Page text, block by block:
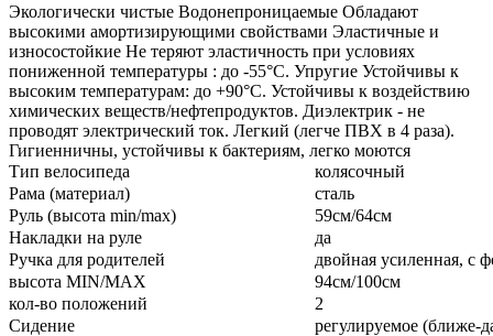
Экологически чистые Водонепроницаемые Обладают
высокими амортизирующими свойствами Эластичные и
износостойкие Не теряют эластичность при условиях
пониженной температуры : до -55°C. Упругие Устойчивы к
высоким температурам: до +90°C. Устойчивы к воздействию
химических веществ/нефтепродуктов. Диэлектрик - не
проводят электрический ток. Легкий (легче ПВХ в 4 раза).
Гигиенничны, устойчивы к бактериям, легко моются
Тип велосипеда
колясочный
Рама (материал)
сталь
Руль (высота min/max)
59см/64см
Накладки на руле
да
Ручка для родителей
двойная усиленная, с
высота MIN/MAX
94см/100см
кол-во положений
2
Сидение
регулируемое (ближе-